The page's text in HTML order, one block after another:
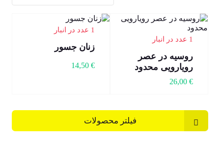
1 عدد در انبار
روسیه در عصر
رویارویی محدود
26,00 €
1 عدد در انبار
زنان جسور
14,50€
فیلتر محصولات